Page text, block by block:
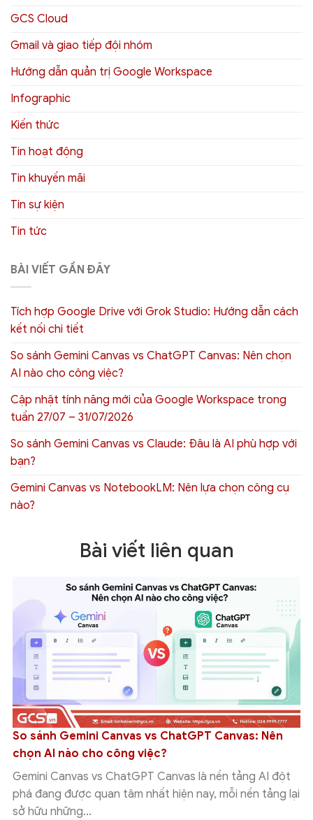
GCS Cloud
Gmail và giao tiếp đội nhóm
Hướng dẫn quản trị Google Workspace
Infographic
Kiến thức
Tin hoạt động
Tin khuyến mãi
Tin sự kiện
Tin tức
BÀI VIẾT GẦN ĐÂY
Tích hợp Google Drive với Grok Studio: Hướng dẫn cách
kết nối chi tiết
So sánh Gemini Canvas vs ChatGPT Canvas: Nên chọn
AI nào cho công việc?
Cập nhật tính năng mới của Google Workspace trong
tuần 27/07 – 31/07/2026
So sánh Gemini Canvas vs Claude: Đâu là AI phù hợp với
bạn?
Gemini Canvas vs NotebookLM: Nên lựa chọn công cụ
nào?
Bài viết liên quan
So sánh Gemini Canvas vs ChatGPT Canvas: Nên
chọn AI nào cho công việc?
Gemini Canvas vs ChatGPT Canvas là nền tảng AI đột
phá đang được quan tâm nhất hiện nay, mỗi nền tảng lại
sở hữu những...